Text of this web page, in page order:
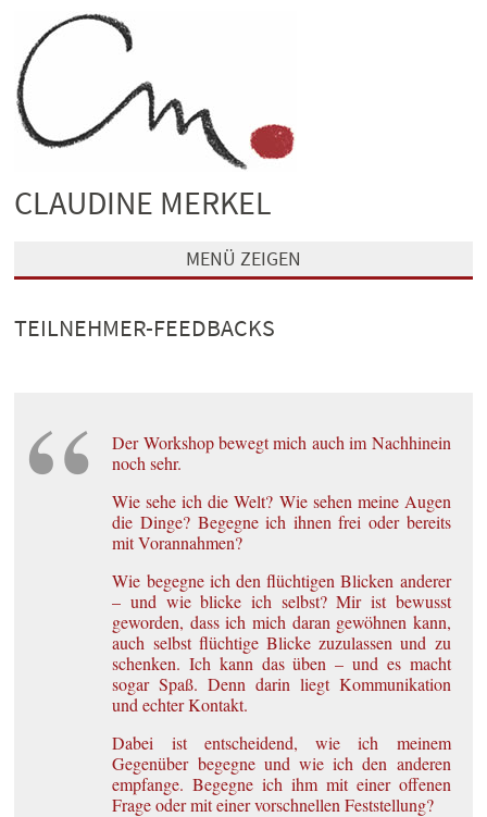
CLAUDINE MERKEL
MENÜ ZEIGEN
TEILNEHMER-FEEDBACKS
Der Workshop bewegt mich auch im Nachhinein
noch sehr.
Wie sehe ich die Welt? Wie sehen meine Augen
die Dinge? Begegne ich ihnen frei oder bereits
mit Vorannahmen?
Wie begegne ich den flüchtigen Blicken anderer
– und wie blicke ich selbst? Mir ist bewusst
geworden, dass ich mich daran gewöhnen kann,
auch selbst flüchtige Blicke zuzulassen und zu
schenken. Ich kann das üben – und es macht
sogar Spaß. Denn darin liegt Kommunikation
und echter Kontakt.
Dabei ist entscheidend, wie ich meinem
Gegenüber begegne und wie ich den anderen
empfange. Begegne ich ihm mit einer offenen
Frage oder mit einer vorschnellen Feststellung?